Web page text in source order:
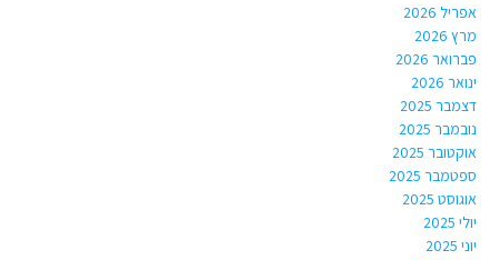
אפריל 2026
מרץ 2026
פברואר 2026
ינואר 2026
דצמבר 2025
נובמבר 2025
אוקטובר 2025
ספטמבר 2025
אוגוסט 2025
יולי 2025
יוני 2025